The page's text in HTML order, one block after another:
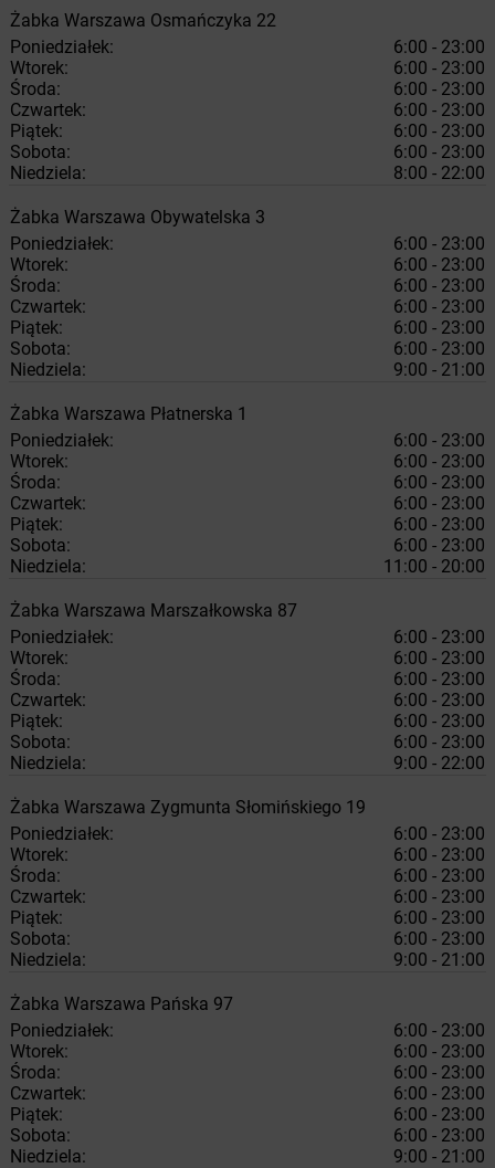
Żabka Warszawa Osmańczyka 22
Poniedziałek:
6:00 - 23:00
Wtorek:
6:00 - 23:00
Środa:
6:00 - 23:00
Czwartek:
6:00 - 23:00
Piątek:
6:00 - 23:00
Sobota:
6:00 - 23:00
Niedziela:
8:00 - 22:00
Żabka Warszawa Obywatelska 3
Poniedziałek:
6:00 - 23:00
Wtorek:
6:00 - 23:00
Środa:
6:00 - 23:00
Czwartek:
6:00 - 23:00
Piątek:
6:00 - 23:00
Sobota:
6:00 - 23:00
Niedziela:
9:00 - 21:00
Żabka Warszawa Płatnerska 1
Poniedziałek:
6:00 - 23:00
Wtorek:
6:00 - 23:00
Środa:
6:00 - 23:00
Czwartek:
6:00 - 23:00
Piątek:
6:00 - 23:00
Sobota:
6:00 - 23:00
Niedziela:
11:00 - 20:00
Żabka Warszawa Marszałkowska 87
Poniedziałek:
6:00 - 23:00
Wtorek:
6:00 - 23:00
Środa:
6:00 - 23:00
Czwartek:
6:00 - 23:00
Piątek:
6:00 - 23:00
Sobota:
6:00 - 23:00
Niedziela:
9:00 - 22:00
Żabka Warszawa Zygmunta Słomińskiego 19
Poniedziałek:
6:00 - 23:00
Wtorek:
6:00 - 23:00
Środa:
6:00 - 23:00
Czwartek:
6:00 - 23:00
Piątek:
6:00 - 23:00
Sobota:
6:00 - 23:00
Niedziela:
9:00 - 21:00
Żabka Warszawa Pańska 97
Poniedziałek:
6:00 - 23:00
Wtorek:
6:00 - 23:00
Środa:
6:00 - 23:00
Czwartek:
6:00 - 23:00
Piątek:
6:00 - 23:00
Sobota:
6:00 - 23:00
Niedziela:
9:00 - 21:00